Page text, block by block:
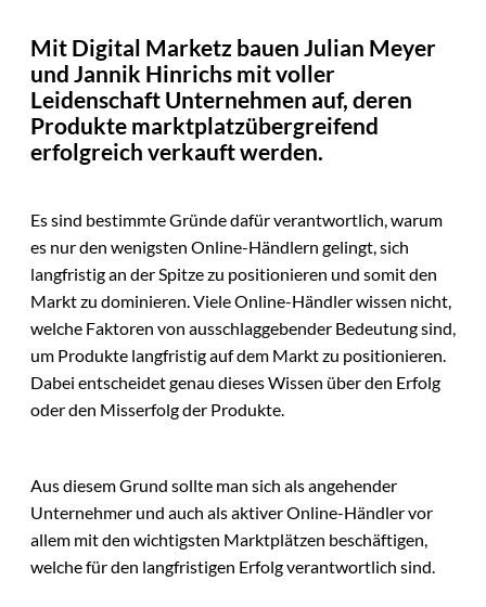
Mit Digital Marketz bauen Julian Meyer
und Jannik Hinrichs mit voller
Leidenschaft Unternehmen auf, deren
Produkte marktplatzübergreifend
erfolgreich verkauft werden.
Es sind bestimmte Gründe dafür verantwortlich, warum
es nur den wenigsten Online-Händlern gelingt, sich
langfristig an der Spitze zu positionieren und somit den
Markt zu dominieren. Viele Online-Händler wissen nicht,
welche Faktoren von ausschlaggebender Bedeutung sind,
um Produkte langfristig auf dem Markt zu positionieren.
Dabei entscheidet genau dieses Wissen über den Erfolg
oder den Misserfolg der Produkte.
Aus diesem Grund sollte man sich als angehender
Unternehmer und auch als aktiver Online-Händler vor
allem mit den wichtigsten Marktplätzen beschäftigen,
welche für den langfristigen Erfolg verantwortlich sind.